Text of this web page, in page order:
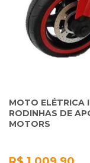
MOTO ELÉTRICA
RODINHAS DE
MOTORS